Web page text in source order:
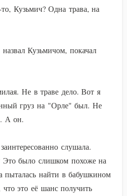
Кузьмич? Одна трава, на
Кузьмичом, покачал
Не в траве дело. Вот я
груз на "Орле" был. Не
А он.
слушала.
было слишком похоже на
пыталась найти в бабушкином
это её шанс получить